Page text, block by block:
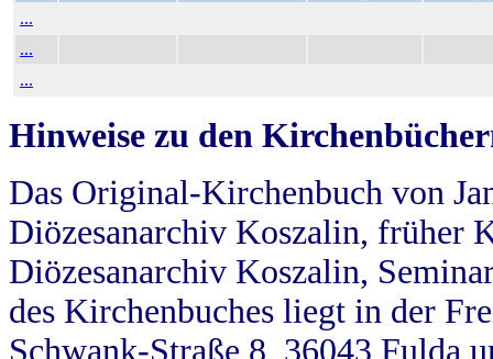
...
...
...
Hinweise zu den
Das Original-Kirchenbuch von
Diözesanarchiv Koszalin, früher
Diözesanarchiv Koszalin,
des Kirchenbuches liegt in der
Schwank-Straße 8, 36043 Fulda